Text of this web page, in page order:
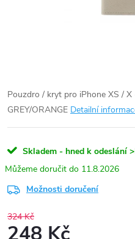
Pouzdro / kryt pro iPhone XS /
GREY/ORANGE Detailní
Skladem - hned k odeslání
11.8.2026
Možnosti doručení
324 Kč